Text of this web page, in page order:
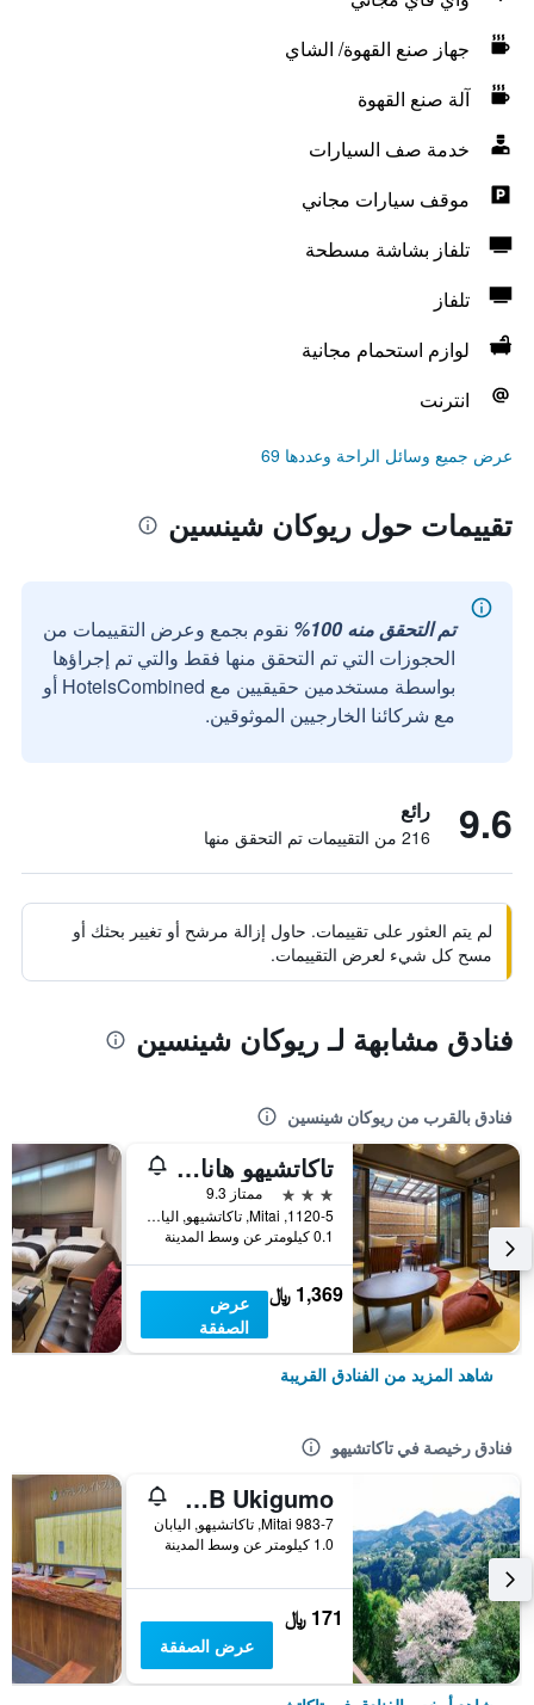
جهاز صنع القهوة/ الشاي
آلة صنع القهوة
خدمة صف السيارات
موقف سيارات مجاني
تلفاز بشاشة مسطحة
تلفاز
لوازم استحمام مجانية
انترنت
عرض جميع وسائل الراحة وعددها 69
تقييمات حول ريوكان شينسين
تم التحقق منه 100%
نقوم بجمع وعرض التقييمات من
الحجوزات التي تم التحقق منها فقط والتي تم إجراؤها
بواسطة مستخدمين حقيقيين مع HotelsCombined أو
مع شركائنا الخارجيين الموثوقين.
9.6 رائع
216 من التقييمات تم التحقق منها
لم يتم العثور على تقييمات. حاول إزالة مرشح أو تغيير بحثك أو
مسح كل شيء لعرض التقييمات.
فنادق مشابهة لـ ريوكان شينسين
فنادق بالقرب من ريوكان شينسين
تاكاتشيهو هانارينو يادو كاميجاكور
3 نجوم
ممتاز 9.3
1120-5, Mitai, تاكاتشيهو, اليابان
0.1 كيلومتر عن وسط المدينة
1,369 ﷼
عرض
الصفقة
شاهد المزيد من الفنادق القريبة
فنادق رخيصة في تاكاتشيهو
Takachiho B&B Ukigumo
Mitai 983-7, تاكاتشيهو, اليابان
1.0 كيلومتر عن وسط المدينة
171 ﷼
عرض الصفقة